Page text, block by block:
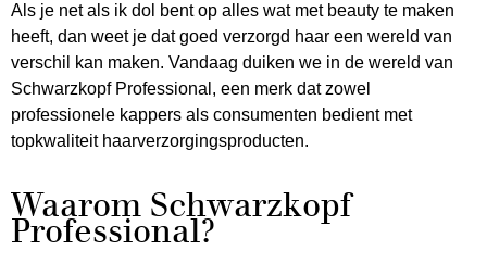
Als je net als ik dol bent op alles wat met beauty te maken
heeft, dan weet je dat goed verzorgd haar een wereld van
verschil kan maken. Vandaag duiken we in de wereld van
Schwarzkopf Professional, een merk dat zowel
professionele kappers als consumenten bedient met
topkwaliteit haarverzorgingsproducten.
Waarom Schwarzkopf
Professional?